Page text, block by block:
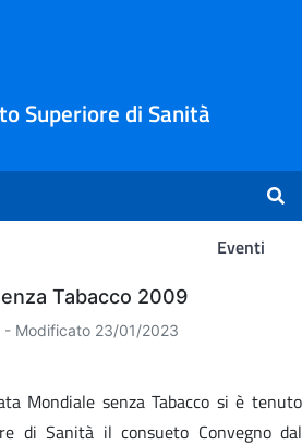
Superiore di Sanità
Eventi
Tabacco 2009
- Modificato 23/01/2023
Mondiale senza Tabacco si è tenuto
di Sanità il consueto Convegno dal